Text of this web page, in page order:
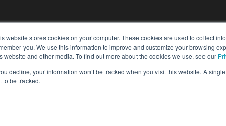
website stores cookies on your computer. These cookies are used to collect
you. We use this information to improve and customize your browsing
website and other media. To find out more about the cookies we use, see our
decline, your information won’t be tracked when you visit this website. A
to be tracked.